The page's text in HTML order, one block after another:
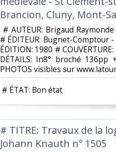
Brancion, Cluny, Mont-
# AUTEUR: Brigaud
# ÉDITEUR: Bugnet-Comptour
ÉDITION: 1980 #
DÉTAILS: In8° broché
PHOTOS visibles sur
‎ # ÉTAT: Bon état‎
‎# TITRE: Travaux de la
Johann Knauth n° 1505‎